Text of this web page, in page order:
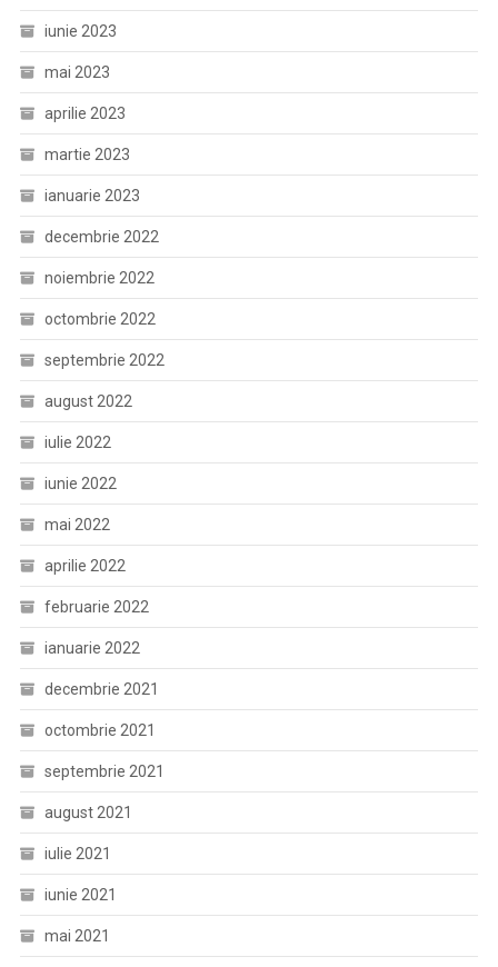
iunie 2023
mai 2023
aprilie 2023
martie 2023
ianuarie 2023
decembrie 2022
noiembrie 2022
octombrie 2022
septembrie 2022
august 2022
iulie 2022
iunie 2022
mai 2022
aprilie 2022
februarie 2022
ianuarie 2022
decembrie 2021
octombrie 2021
septembrie 2021
august 2021
iulie 2021
iunie 2021
mai 2021